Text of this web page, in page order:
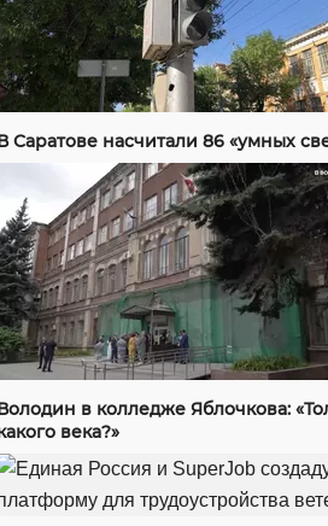
Саратове насчитали 86 «умных
в колледже Яблочкова:
века?»